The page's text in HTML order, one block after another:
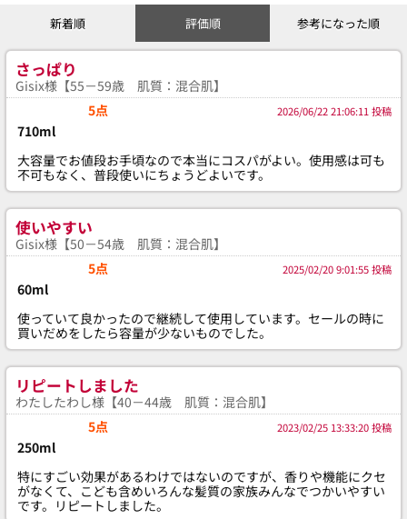
新着順 評価順 参考になった順
さっぱり
Gisix様【55－59歳 肌質：混合肌】
5点
2026/06/22 21:06:11 投稿
710ml
大容量でお値段お手頃なので本当にコスパがよい。使用感は可も
不可もなく、普段使いにちょうどよいです。
使いやすい
Gisix様【50－54歳 肌質：混合肌】
5点
2025/02/20 9:01:55 投稿
60ml
使っていて良かったので継続して使用しています。セールの時に
買いだめをしたら容量が少ないものでした。
リピートしました
わたしたわし様【40－44歳 肌質：混合肌】
5点
2023/02/25 13:33:20 投稿
250ml
特にすごい効果があるわけではないのですが、香りや機能にクセ
がなくて、こども含めいろんな髪質の家族みんなでつかいやすい
です。リピートしました。